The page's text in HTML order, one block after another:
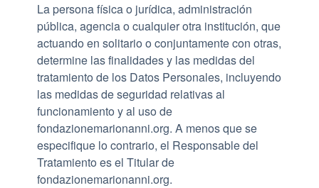
La persona física o jurídica, administración
pública, agencia o cualquier otra institución, que
actuando en solitario o conjuntamente con otras,
determine las finalidades y las medidas del
tratamiento de los Datos Personales, incluyendo
las medidas de seguridad relativas al
funcionamiento y al uso de
fondazionemarionanni.org. A menos que se
especifique lo contrario, el Responsable del
Tratamiento es el Titular de
fondazionemarionanni.org.